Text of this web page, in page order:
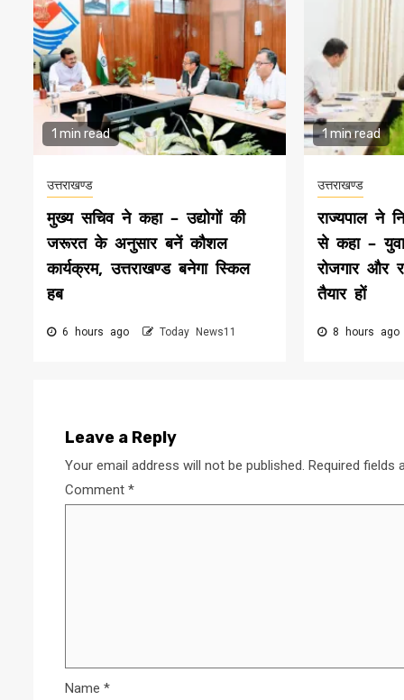
1 min read
उत्तराखण्ड
मुख्य सचिव ने कहा – उद्योगों की
जरूरत के अनुसार बनें कौशल
कार्यक्रम, उत्तराखण्ड बनेगा स्किल
हब
6 hours ago Today News11
1 min read
उत्तराखण्ड
राज्यपाल ने
से कहा – युवा
रोजगार और
तैयार हों
8 hours ago
Leave a Reply
Your email address will not be published. Required fields
Comment *
Name *